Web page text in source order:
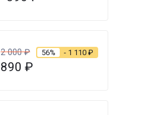
2 000₽ 56% - 1 110 ₽
890 ₽